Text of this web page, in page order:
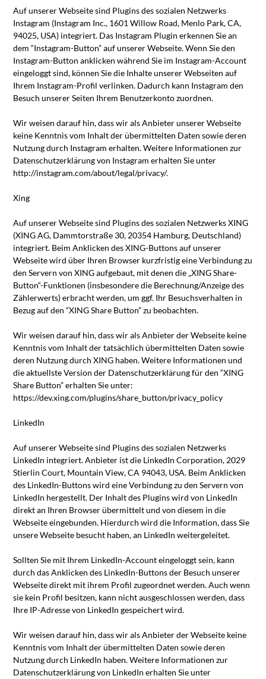
Auf unserer Webseite sind Plugins des sozialen Netzwerks
Instagram (Instagram Inc., 1601 Willow Road, Menlo Park, CA,
94025, USA) integriert. Das Instagram Plugin erkennen Sie an
dem “Instagram-Button” auf unserer Webseite. Wenn Sie den
Instagram-Button anklicken während Sie im Instagram-Account
eingeloggt sind, können Sie die Inhalte unserer Webseiten auf
Ihrem Instagram-Profil verlinken. Dadurch kann Instagram den
Besuch unserer Seiten Ihrem Benutzerkonto zuordnen.
Wir weisen darauf hin, dass wir als Anbieter unserer Webseite
keine Kenntnis vom Inhalt der übermittelten Daten sowie deren
Nutzung durch Instagram erhalten. Weitere Informationen zur
Datenschutzerklärung von Instagram erhalten Sie unter
http://instagram.com/about/legal/privacy/.
Xing
Auf unserer Webseite sind Plugins des sozialen Netzwerks XING
(XING AG, Dammtorstraße 30, 20354 Hamburg, Deutschland)
integriert. Beim Anklicken des XING-Buttons auf unserer
Webseite wird über Ihren Browser kurzfristig eine Verbindung zu
den Servern von XING aufgebaut, mit denen die „XING Share-
Button“-Funktionen (insbesondere die Berechnung/Anzeige des
Zählerwerts) erbracht werden, um ggf. Ihr Besuchsverhalten in
Bezug auf den “XING Share Button” zu beobachten.
Wir weisen darauf hin, dass wir als Anbieter der Webseite keine
Kenntnis vom Inhalt der tatsächlich übermittelten Daten sowie
deren Nutzung durch XING haben. Weitere Informationen und
die aktuellste Version der Datenschutzerklärung für den “XING
Share Button” erhalten Sie unter:
https://dev.xing.com/plugins/share_button/privacy_policy
LinkedIn
Auf unserer Webseite sind Plugins des sozialen Netzwerks
LinkedIn integriert. Anbieter ist die LinkedIn Corporation, 2029
Stierlin Court, Mountain View, CA 94043, USA. Beim Anklicken
des LinkedIn-Buttons wird eine Verbindung zu den Servern von
LinkedIn hergestellt. Der Inhalt des Plugins wird von LinkedIn
direkt an Ihren Browser übermittelt und von diesem in die
Webseite eingebunden. Hierdurch wird die Information, dass Sie
unsere Webseite besucht haben, an LinkedIn weitergeleitet.
Sollten Sie mit Ihrem LinkedIn-Account eingeloggt sein, kann
durch das Anklicken des LinkedIn-Buttons der Besuch unserer
Webseite direkt mit ihrem Profil zugeordnet werden. Auch wenn
sie kein Profil besitzen, kann nicht ausgeschlossen werden, dass
Ihre IP-Adresse von LinkedIn gespeichert wird.
Wir weisen darauf hin, dass wir als Anbieter der Webseite keine
Kenntnis vom Inhalt der übermittelten Daten sowie deren
Nutzung durch LinkedIn haben. Weitere Informationen zur
Datenschutzerklärung von LinkedIn erhalten Sie unter